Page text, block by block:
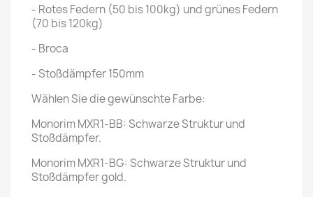
- Rotes Federn (50 bis 100kg) und grünes Federn
(70 bis 120kg)
- Broca
- Stoßdämpfer 150mm
Wählen Sie die gewünschte Farbe:
Monorim MXR1-BB: Schwarze Struktur und
Stoßdämpfer.
Monorim MXR1-BG: Schwarze Struktur und
Stoßdämpfer gold.